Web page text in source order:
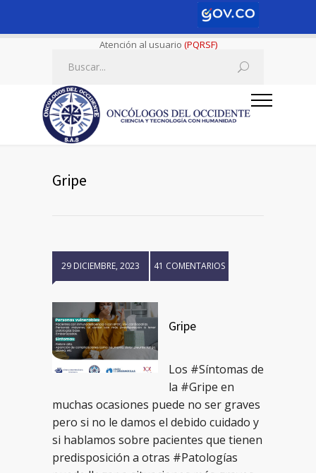
Atención al usuario (PQRSF)
Gripe
29 DICIEMBRE, 2023 41 COMENTARIOS
Gripe
Los #Síntomas de
la #Gripe en
muchas ocasiones puede no ser graves
pero si no le damos el debido cuidado y
si hablamos sobre pacientes que tienen
predisposición a otras #Patologías